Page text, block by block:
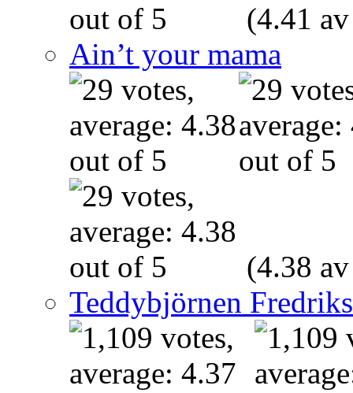
(4.41
Ain’t your mama
(4.38
Teddybjörnen